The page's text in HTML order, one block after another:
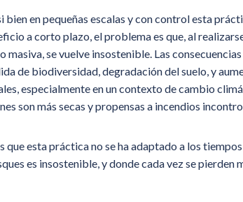
bien en pequeñas escalas y con control esta
a corto plazo, el problema es que, al
masiva, se vuelve insostenible. Las
de biodiversidad, degradación del suelo, y
especialmente en un contexto de cambio
son más secas y propensas a incendios
que esta práctica no se ha adaptado a los
es insostenible, y donde cada vez se pierden